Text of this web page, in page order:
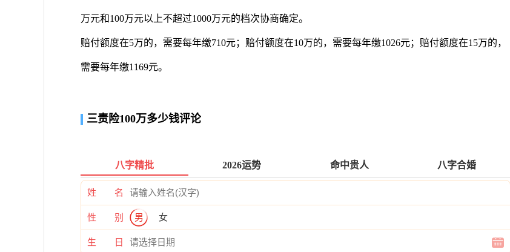
万元和100万元以上不超过1000万元的档次协商确定。
赔付额度在5万的，需要每年缴710元；赔付额度在10万的，需要每年缴1026元；赔付额度在15万的，
需要每年缴1169元。
三责险100万多少钱评论
八字精批 2026运势 命中贵人 八字合婚
姓 名
性 别 男 女
生 日